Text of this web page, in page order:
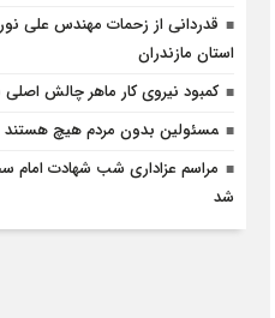
قدردانی از زحمات مهندس علی
استان مازندران
کمبود نیروی کار ماهر چالش اصلی
‍مسئولین بدون مردم هیچ هستند
مراسم عزاداری شب شهادت امام
شد